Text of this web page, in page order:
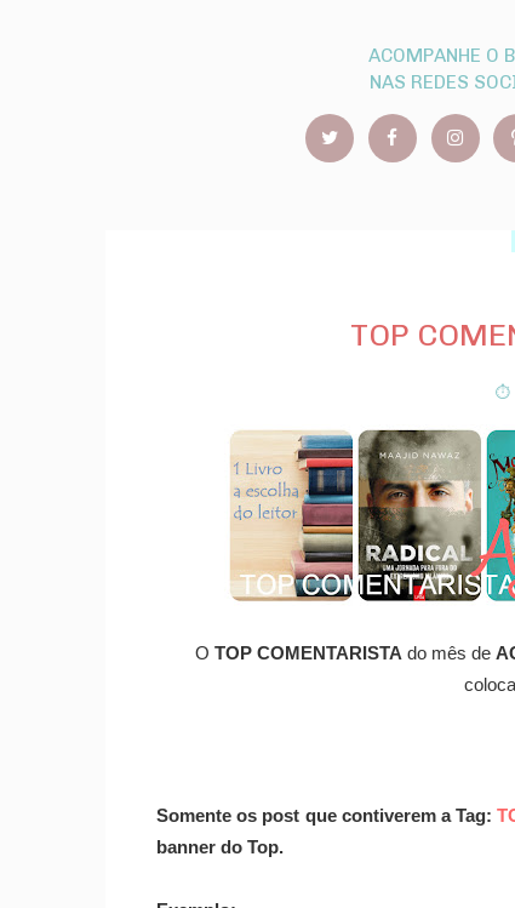
ACOMPANHE O
NAS REDES
TOP
⏱
OTOP COMENTARISTA do mês de
Somente os post que contiverem a Tag:
banner do Top.